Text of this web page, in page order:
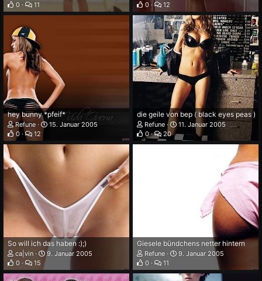
0
11
0
12
hey bunny *pfeif*
Refune
15. Januar 2005
0
12
die geile von bep ( black eyes peas )
Refune
11. Januar 2005
0
20
So will ich das haben :);)
ca|vin
9. Januar 2005
0
15
Giesele bündchens netter hintern
Refune
9. Januar 2005
0
11